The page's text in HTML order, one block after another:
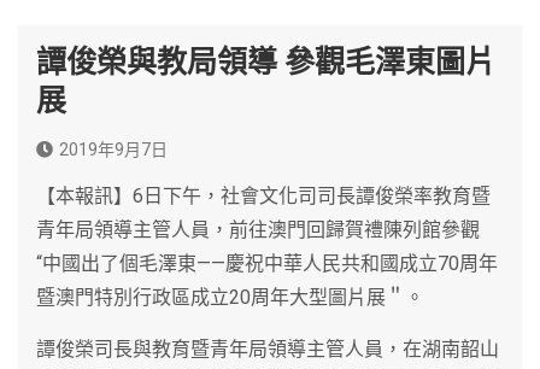
譚俊榮與教局領導 參觀毛澤東圖片
展
2019年9月7日
【本報訊】6日下午，社會文化司司長譚俊榮率教育暨
青年局領導主管人員，前往澳門回歸賀禮陳列館參觀
“中國出了個毛澤東——慶祝中華人民共和國成立70周年
暨澳門特別行政區成立20周年大型圖片展＂。
譚俊榮司長與教育暨青年局領導主管人員，在湖南韶山